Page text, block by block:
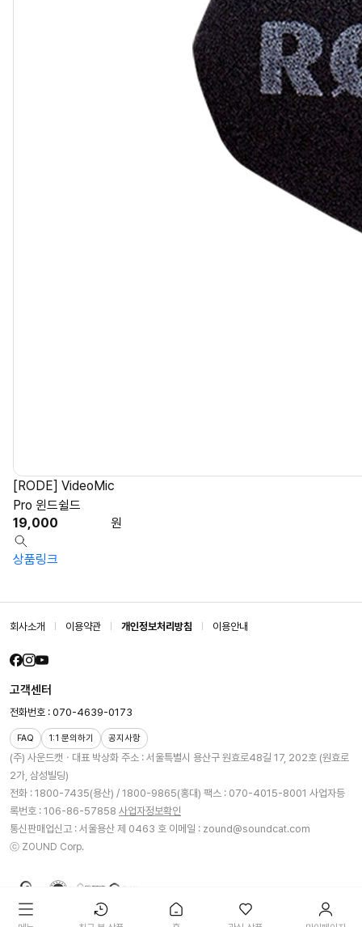
[RODE] VideoMic
Pro 윈드쉴드
19,000
원
상품링크
회사소개 이용약관 개인정보처리방침 이용안내
(주) 사운드캣ㆍ대표 박상화 주소 : 서울특별시 용산구 원효로48길 17, 202호 (원효로
2가, 삼성빌딩)
전화 : 1800-7435(용산) / 1800-9865(홍대) 팩스 : 070-4015-8001 사업자등
록번호 : 106-86-57858 사업자정보확인
통신판매업신고 : 서울용산 제 0463 호 이메일 : zound@soundcat.com
ⓒ ZOUND Corp.
고객센터
전화번호 : 070-4639-0173
FAQ 1:1 문의하기 공지사항